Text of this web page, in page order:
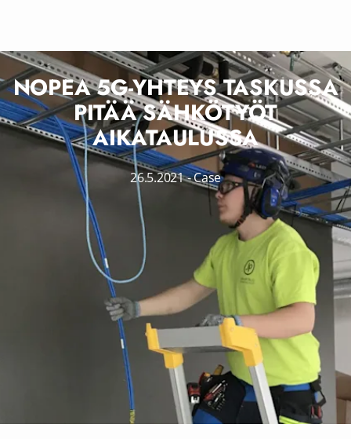
NOPEA 5G-YHTEYS TASKUSSA
PITÄÄ SÄHKÖTYÖT
AIKATAULUSSA
26.5.2021-Case